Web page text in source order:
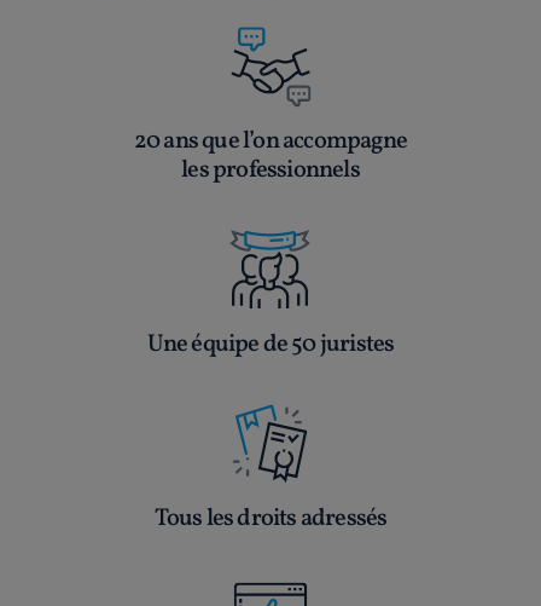
20 ans que l’on accompagne
les professionnels
Une équipe de 50 juristes
Tous les droits adressés